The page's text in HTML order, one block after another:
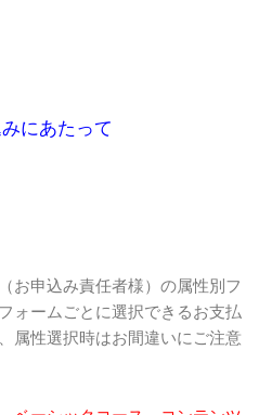
にあたって
お申込み責任者様）の属性別フ
ォームごとに選択できるお支払
属性選択時はお間違いにご注意